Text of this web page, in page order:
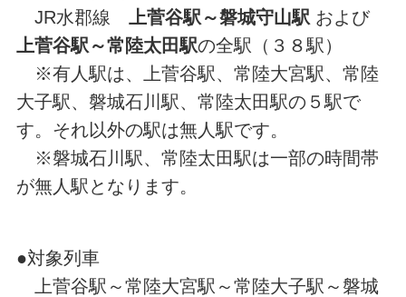
JR水郡線 上菅谷駅～磐城守山駅 および
上菅谷駅～常陸太田駅の全駅（３８駅）
※有人駅は、上菅谷駅、常陸大宮駅、常陸
大子駅、磐城石川駅、常陸太田駅の５駅で
す。それ以外の駅は無人駅です。
※磐城石川駅、常陸太田駅は一部の時間帯
が無人駅となります。
●対象列車
上菅谷駅～常陸大宮駅～常陸大子駅～磐城